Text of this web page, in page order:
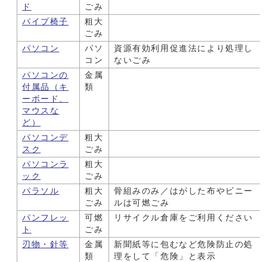
ド
ごみ
パイプ椅子
粗大
ごみ
パソコン
パソ
コン
資源有効利用促進法により処理し
ないごみ
パソコンの
付属品（キ
ーボード、
マウスな
ど）
金属
類
パソコンデ
スク
粗大
ごみ
パソコンラ
ック
粗大
ごみ
パラソル
粗大
ごみ
骨組みのみ／はがした布やビニー
ルは可燃ごみ
パンフレッ
ト
可燃
ごみ
リサイクル倉庫をご利用ください
刃物・針等
金属
類
新聞紙等に包むなど危険防止の処
理をして「危険」と表示